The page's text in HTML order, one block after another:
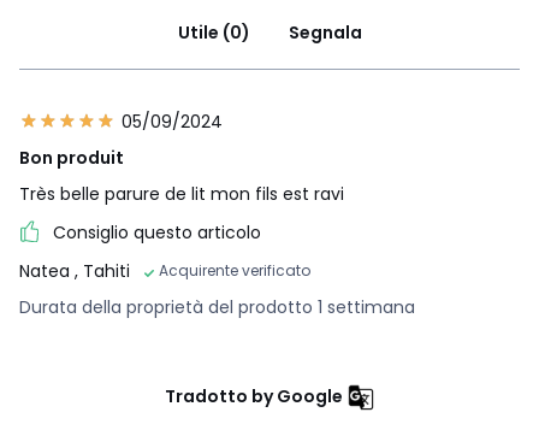
Utile (0) Segnala
05/09/2024
Bon produit
Très belle parure de lit mon fils est ravi
Consiglio questo articolo
Natea , Tahiti Acquirente verificato
Durata della proprietà del prodotto 1 settimana
Tradotto by Google